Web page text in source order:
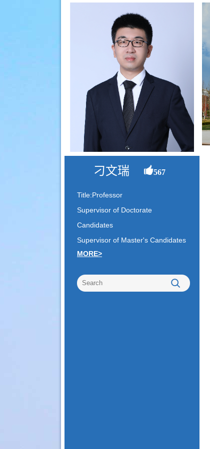
刁文瑞 567
Title:Professor
Supervisor of Doctorate
Candidates
Supervisor of Master's Candidates
MORE>